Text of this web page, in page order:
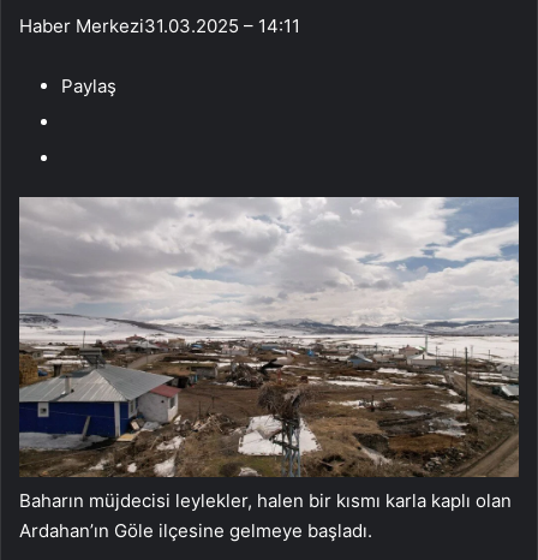
Haber Merkezi31.03.2025 – 14:11
Paylaş
Baharın müjdecisi leylekler, halen bir kısmı karla kaplı olan
Ardahan’ın Göle ilçesine gelmeye başladı.